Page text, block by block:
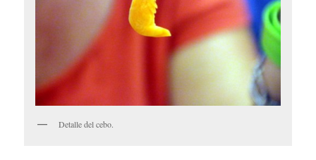
Detalle del cebo.